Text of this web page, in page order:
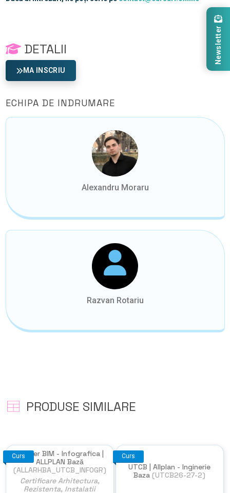
DETALII
MA INSCRIU
ECHIPA DE INDRUMARE
Alexandru Moraru
Razvan Rotariu
PRODUSE SIMILARE
Curs
Master BIM - Infografica |
ALLPLAN Bază
(ALLARHBA_UTCB_INFOGR)
Certificare Arhitectura,
Rezistenta, Instalatii
Curs
UTCB | Allplan - Inginerie
Baza (UTCB26-27-2)
Newsletter